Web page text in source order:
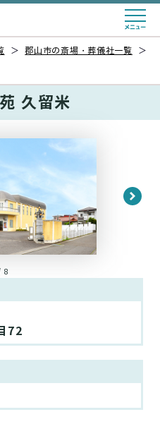
＞ 郡山市の斎場・葬儀社一覧
＞
久留米
8
72